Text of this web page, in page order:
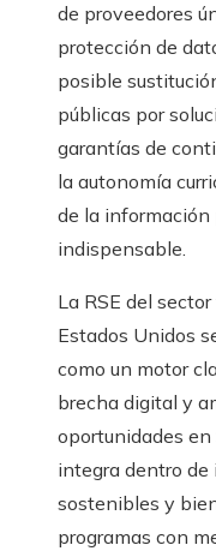
de proveedores
protección de
posible
públicas por
garantías de
la autonomía
de la información
indispensable.
La RSE del
Estados Unidos
como un motor
brecha digital y
oportunidades en
integra dentro
sostenibles y
programas con